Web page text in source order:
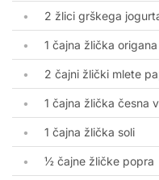
2 žlici grškega
1 čajna žlička origana
2 čajni žlički mlete
1 čajna žlička česna
1 čajna žlička soli
½ čajne žličke popra